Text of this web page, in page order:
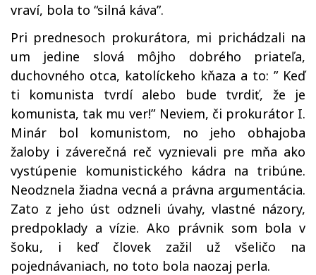
vraví, bola to “silná káva”.
Pri prednesoch prokurátora, mi prichádzali na
um jedine slová môjho dobrého priateľa,
duchovného otca, katolíckeho kňaza a to: ” Keď
ti komunista tvrdí alebo bude tvrdiť, že je
komunista, tak mu ver!” Neviem, či prokurátor I.
Minár bol komunistom, no jeho obhajoba
žaloby i záverečná reč vyznievali pre mňa ako
vystúpenie komunistického kádra na tribúne.
Neodznela žiadna vecná a právna argumentácia.
Zato z jeho úst odzneli úvahy, vlastné názory,
predpoklady a vízie. Ako právnik som bola v
šoku, i keď človek zažil už všeličo na
pojednávaniach, no toto bola naozaj perla.